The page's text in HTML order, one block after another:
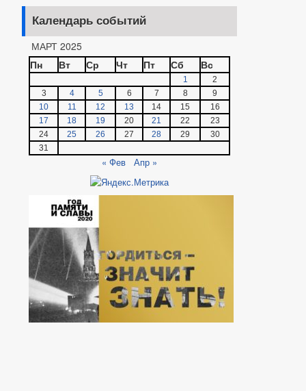
Календарь событий
МАРТ 2025
Пн
Вт Ср Чт Пт Сб Вс
1
2
3
4 5 6 7 8
9
10
11 12 13 14 15
16
17
18 19 20 21 22
23
24
25 26 27 28 29
30
31
« Фев Апр »